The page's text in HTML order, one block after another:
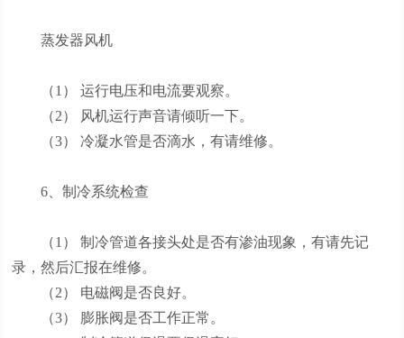
蒸发器风机
（1） 运行电压和电流要观察。
（2） 风机运行声音请倾听一下。
（3） 冷凝水管是否滴水，有请维修。
6、制冷系统检查
（1） 制冷管道各接头处是否有渗油现象，有请先记
录，然后汇报在维修。
（2） 电磁阀是否良好。
（3） 膨胀阀是否工作正常。